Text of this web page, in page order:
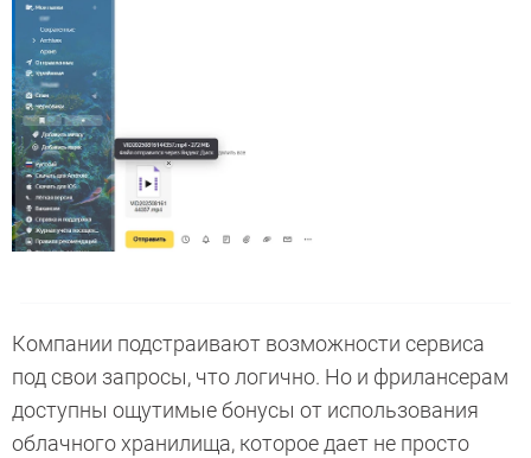
Компании подстраивают возможности сервиса
под свои запросы, что логично. Но и фрилансерам
доступны ощутимые бонусы от использования
облачного хранилища, которое дает не просто